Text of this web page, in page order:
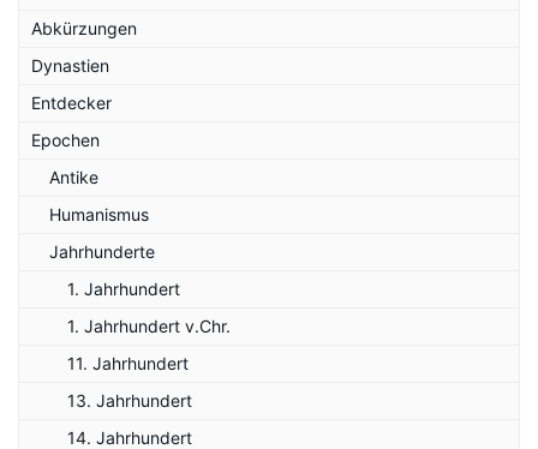
Abkürzungen
Dynastien
Entdecker
Epochen
Antike
Humanismus
Jahrhunderte
1. Jahrhundert
1. Jahrhundert v.Chr.
11. Jahrhundert
13. Jahrhundert
14. Jahrhundert